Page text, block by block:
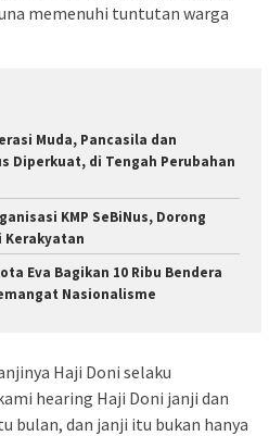
memenuhi tuntutan warga
Muda, Pancasila dan
Diperkuat, di Tengah Perubahan
KMP SeBiNus, Dorong
Kerakyatan
Eva Bagikan 10 Ribu Bendera
Nasionalisme
Haji Doni selaku
hearing Haji Doni janji dan
bulan, dan janji itu bukan hanya